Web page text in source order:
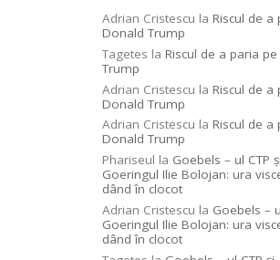
Adrian Cristescu la Riscul de a
Donald Trump
Tagetes la Riscul de a paria
Trump
Adrian Cristescu la Riscul de a
Donald Trump
Adrian Cristescu la Riscul de a
Donald Trump
Phariseul la Goebels – ul CTP şi
Goeringul Ilie Bolojan: ura
dând în clocot
Adrian Cristescu la Goebels –
Goeringul Ilie Bolojan: ura
dând în clocot